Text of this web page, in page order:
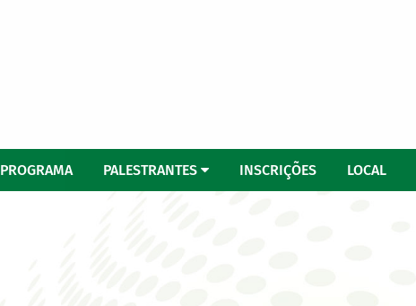
PROGRAMA PALESTRANTES INSCRIÇÕES LOCAL